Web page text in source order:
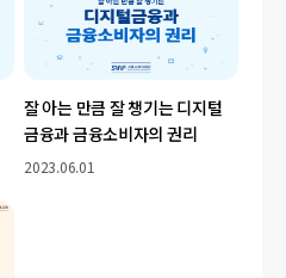
잘 아는 만큼 잘 챙기는 디지털
금융과 금융소비자의 권리
2023.06.01